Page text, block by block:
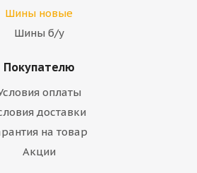
Шины новые
Шины б/у
Покупателю
оплаты
доставки
на товар
Акции